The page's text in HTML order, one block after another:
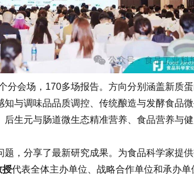
会场，170多场报告。方向分别涵盖新质
与调味品品质调控、传统酿造与发酵食品
生元与肠道微生态精准营养、食品营养与
分享了最新研究成果。为食品科学家提供
授代表全体主办单位、战略合作单位和承办